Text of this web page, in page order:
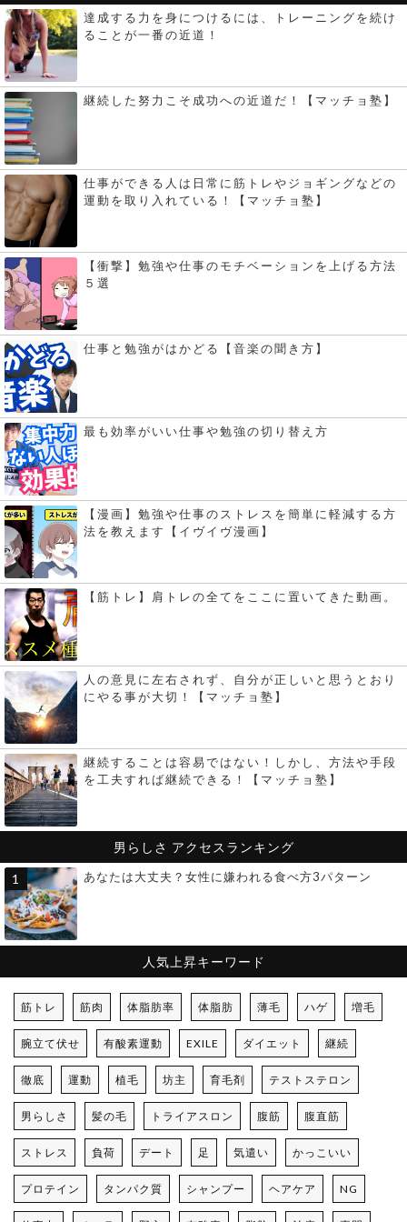
達成する力を身につけるには、トレーニングを続け
ることが一番の近道！
継続した努力こそ成功への近道だ！【マッチョ塾】
仕事ができる人は日常に筋トレやジョギングなどの
運動を取り入れている！【マッチョ塾】
【衝撃】勉強や仕事のモチベーションを上げる方法
５選
仕事と勉強がはかどる【音楽の聞き方】
最も効率がいい仕事や勉強の切り替え方
【漫画】勉強や仕事のストレスを簡単に軽減する方
法を教えます【イヴイヴ漫画】
【筋トレ】肩トレの全てをここに置いてきた動画。
人の意見に左右されず、自分が正しいと思うとおり
にやる事が大切！【マッチョ塾】
継続することは容易ではない！しかし、方法や手段
を工夫すれば継続できる！【マッチョ塾】
男らしさ アクセスランキング
あなたは大丈夫？女性に嫌われる食べ方3パターン
人気上昇キーワード
筋トレ 筋肉 体脂肪率 体脂肪 薄毛 ハゲ 増毛
腕立て伏せ 有酸素運動 EXILE ダイエット 継続
徹底 運動 植毛 坊主 育毛剤 テストステロン
男らしさ 髪の毛 トライアスロン 腹筋 腹直筋
ストレス 負荷 デート 足 気遣い かっこいい
プロテイン タンパク質 シャンプー ヘアケア NG